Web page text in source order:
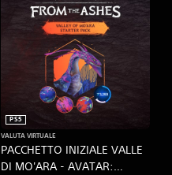
PACCHETTO INIZIALE VALLE
DI MO'ARA - AVATAR:
PS5
VALUTA VIRTUALE